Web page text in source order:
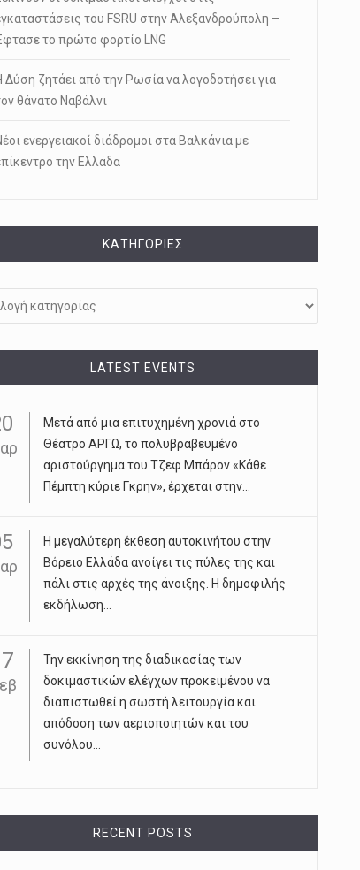
του FSRU στην Αλεξανδρούπολη –
το πρώτο φορτίο LNG
Δύση ζητάει από την Ρωσία να λογοδοτήσει για
θάνατο Ναβάλνι
ενεργειακοί διάδρομοι στα Βαλκάνια με
την Ελλάδα
KΑΤΗΓΟΡΊΕΣ
LATEST EVENTS
Μετά από μια επιτυχημένη χρονιά στο
Θέατρο ΑΡΓΩ, το πολυβραβευμένο
αριστούργημα του Τζεφ Μπάρον «Κάθε
Πέμπτη κύριε Γκρην», έρχεται στην...
Η μεγαλύτερη έκθεση αυτοκινήτου στην
Βόρειο Ελλάδα ανοίγει τις πύλες της και
πάλι στις αρχές της άνοιξης. Η δημοφιλής
εκδήλωση...
Την εκκίνηση της διαδικασίας των
δοκιμαστικών ελέγχων προκειμένου να
διαπιστωθεί η σωστή λειτουργία και
απόδοση των αεριοποιητών και του
συνόλου...
RECENT POSTS